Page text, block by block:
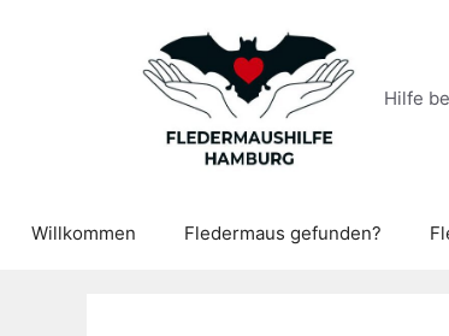
Hilfe
Willkommen Fledermaus gefunden?